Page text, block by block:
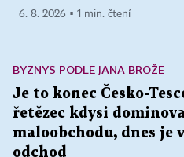
6. 8. 2026 ▪ 1 min. čtení
BYZNYS PODLE JANA BROŽE
Je to konec Česko-
řetězec kdysi
maloobchodu, dnes je
odchod